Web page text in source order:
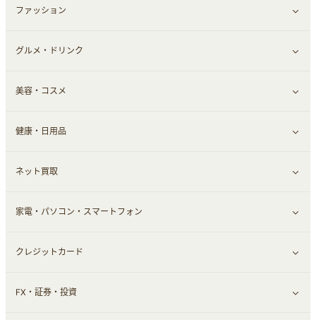
すべて見る
総合通販
ファッション
すべて見る
ファッション
インナー・下着
スーツ・フォーマル
グルメ・ドリンク
すべて見る
グルメ
お酒
食材宅配
ウォーターサーバー
美容・コスメ
すべて見る
ヘアケア
エステ・サロン
メンズ美容
健康・日用品
すべて見る
スポーツ・フィットネス
日用品・薬局・からだ
ネット買取
すべて見る
ネット買取
家電・パソコン・スマートフォン
すべて見る
家電・パソコン・ソフトウェア
クレジットカード
すべて見る
FX・証券・投資